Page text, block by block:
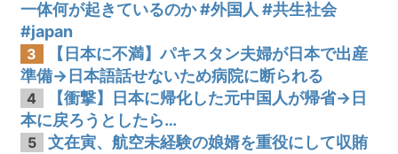
一体何が起きているのか #外国人 #共生社会
#japan
3
【日本に不満】パキスタン夫婦が日本で出産
準備→日本語話せないため病院に断られる
4
【衝撃】日本に帰化した元中国人が帰省→日
本に戻ろうとしたら…
5
文在寅、航空未経験の娘婿を重役にして収賄